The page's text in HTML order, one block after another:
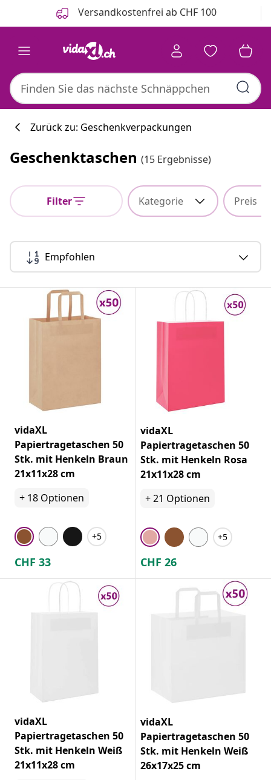
Versandkostenfrei ab CHF 100
Zurück zu: Geschenkverpackungen
Geschenktaschen (15 Ergebnisse)
Filter Kategorie Preis
Empfohlen
vidaXL
Papiertragetaschen 50
Stk. mit Henkeln Braun
21x11x28 cm
+ 18 Optionen
+5
CHF 33
vidaXL
Papiertragetaschen 50
Stk. mit Henkeln Rosa
21x11x28 cm
+21 Optionen
+5
CHF 26
vidaXL
Papiertragetaschen 50
Stk. mit Henkeln Weiß
21x11x28 cm
vidaXL
Papiertragetaschen 50
Stk. mit Henkeln Weiß
26x17x25 cm